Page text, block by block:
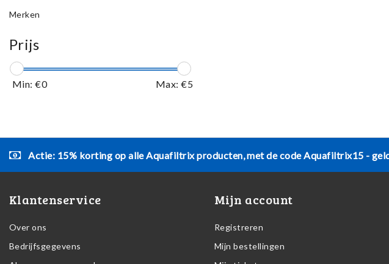
Merken
Prijs
Min: €0 Max: €5
Actie: 15% korting op alle Aquafiltrix producten, met de code Aquafiltrix15 -
Klantenservice
Over ons
Bedrijfsgegevens
Mijn account
Registreren
Mijn bestellingen